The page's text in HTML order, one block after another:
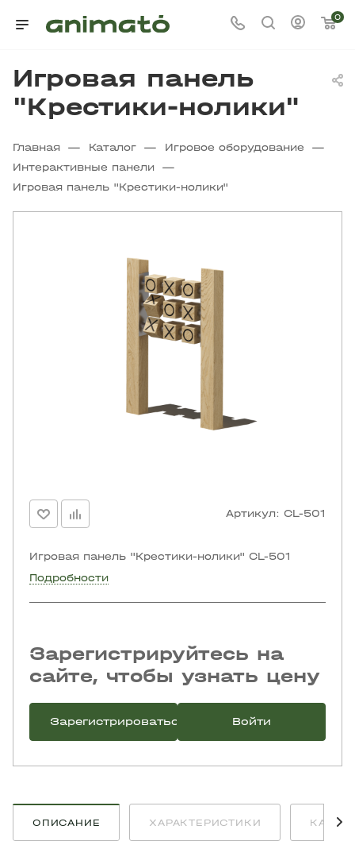
0
Игровая панель
"Крестики-нолики"
Главная — Каталог — Игровое оборудование —
Интерактивные панели —
Игровая панель "Крестики-нолики"
Артикул: CL-501
Игровая панель "Крестики-нолики" CL-501
Подробности
Зарегистрируйтесь на
сайте, чтобы узнать цену
Зарегистрироваться Войти
ОПИСАНИЕ ХАРАКТЕРИСТИКИ КАК